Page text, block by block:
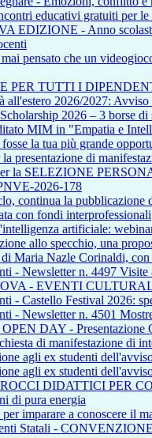
educativi gratuiti per le
EDIZIONE - Anno
pensato che un
PER TUTTI I
all'estero 2026/2027:
2026 – 3 borse
MIM in "Empatia e
la tua più grande
presentazione di
la SELEZIONE
2026-178
continua la pubblicazione
con fondi interprofessionali
artificiale:
allo specchio, una
Maria Nazle Corinaldi,
- Newsletter n. 4497
- EVENTI
- Castello Festival 2026:
- Newsletter n. 4501
DAY - Presentazione
di manifestazione di
agli ex studenti
agli ex studenti
DIDATTICI PER
di pura energia
imparare a conoscere il
Statali -